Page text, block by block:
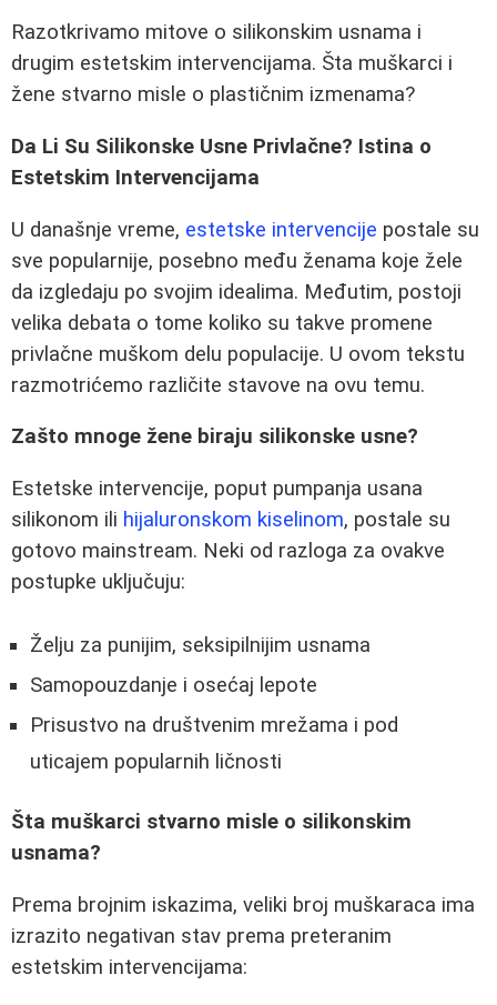
Razotkrivamo mitove o silikonskim usnama i
drugim estetskim intervencijama. Šta muškarci i
žene stvarno misle o plastičnim izmenama?
Da Li Su Silikonske Usne Privlačne? Istina o
Estetskim Intervencijama
U današnje vreme, estetske intervencije postale su
sve popularnije, posebno među ženama koje žele
da izgledaju po svojim idealima. Međutim, postoji
velika debata o tome koliko su takve promene
privlačne muškom delu populacije. U ovom tekstu
razmotrićemo različite stavove na ovu temu.
Zašto mnoge žene biraju silikonske usne?
Estetske intervencije, poput pumpanja usana
silikonom ili hijaluronskom kiselinom, postale su
gotovo mainstream. Neki od razloga za ovakve
postupke uključuju:
Želju za punijim, seksipilnijim usnama
Samopouzdanje i osećaj lepote
Prisustvo na društvenim mrežama i pod
uticajem popularnih ličnosti
Šta muškarci stvarno misle o silikonskim
usnama?
Prema brojnim iskazima, veliki broj muškaraca ima
izrazito negativan stav prema preteranim
estetskim intervencijama: